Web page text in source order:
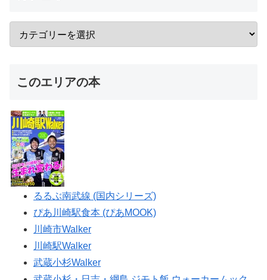
このエリアの本
るるぶ南武線 (国内シリーズ)
ぴあ川崎駅食本 (ぴあMOOK)
川崎市Walker
川崎駅Walker
武蔵小杉Walker